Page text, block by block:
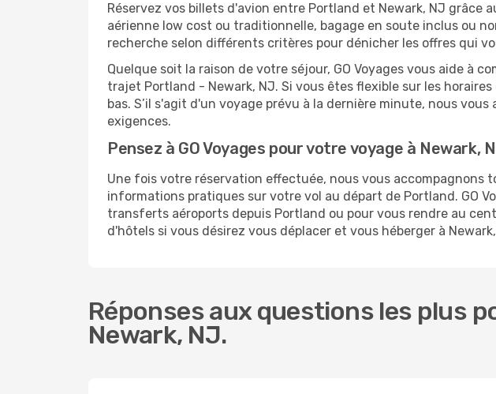
Réservez vos billets d'avion entre Portland et Newark, NJ grâce
aérienne low cost ou traditionnelle, bagage en soute inclus ou
recherche selon différents critères pour dénicher les offres qui
Quelque soit la raison de votre séjour, GO Voyages vous aide à
trajet Portland - Newark, NJ. Si vous êtes flexible sur les
bas. S’il s'agit d'un voyage prévu à la dernière minute, nous
exigences.
Pensez à GO Voyages pour votre voyage à Newark,
Une fois votre réservation effectuée, nous vous accompagnons
informations pratiques sur votre vol au départ de Portland. GO
transferts aéroports depuis Portland ou pour vous rendre au
d'hôtels si vous désirez vous déplacer et vous héberger à
Réponses aux questions les plus
Newark, NJ.